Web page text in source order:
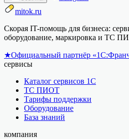
mitok.ru
Скорая IT-помощь для бизнеса:
оборудование, маркировка и ТС
★Официальный партнёр
сервисы
Каталог сервисов 1С
ТС ПИОТ
Тарифы поддержки
Оборудование
База знаний
компания